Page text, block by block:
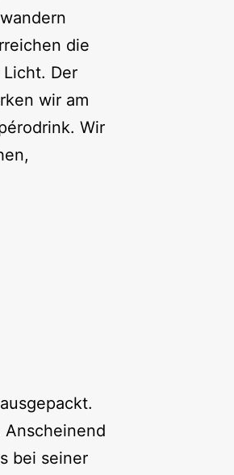
die
Der
wir am
Wir
bei seiner